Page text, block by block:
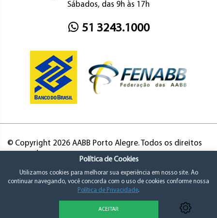
Sábados, das 9h às 17h
51 3243.1000
© Copyright 2026 AABB Porto Alegre. Todos os direitos
Política de Cookies
Utilizamos cookies para melhorar sua experiência em nosso site. Ao
continuar navegando, você concorda com o uso de cookies conforme nossa
Política de Privacidade.
ACEITAR